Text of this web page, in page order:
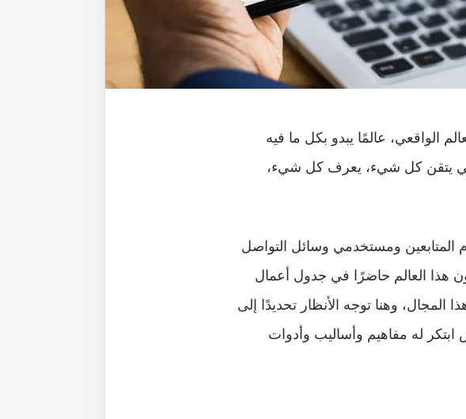
الواقعي، عالمًا يبدو بكل ما فيه
يتقن كل شيء، يعرف كل شيء،
المتابعين ومستخدمي وسائل التواصل
هذا العالم حاضرًا في جدول أعمال
وهنا توجه الأنظار تحديدًا إلى
ابتكر له مفاهيم وأساليب وأدوات